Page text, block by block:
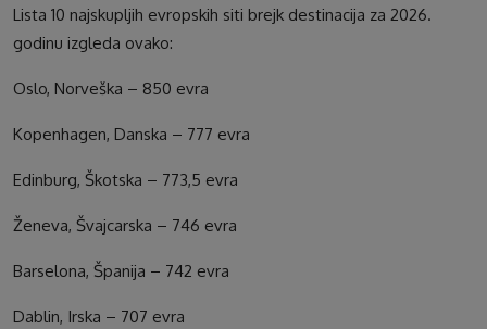
Lista 10 najskupljih evropskih siti brejk destinacija za 2026.
godinu izgleda ovako:
Oslo, Norveška – 850 evra
Kopenhagen, Danska – 777 evra
Edinburg, Škotska – 773,5 evra
Ženeva, Švajcarska – 746 evra
Barselona, Španija – 742 evra
Dablin, Irska – 707 evra